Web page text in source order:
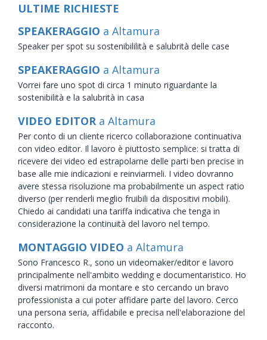
ULTIME RICHIESTE
SPEAKERAGGIO a Altamura
Speaker per spot su sostenibililità e salubrità delle case
SPEAKERAGGIO a Altamura
Vorrei fare uno spot di circa 1 minuto riguardante la
sostenibilità e la salubrità in casa
VIDEO EDITOR a Altamura
Per conto di un cliente ricerco collaborazione continuativa
con video editor. Il lavoro è piuttosto semplice: si tratta di
ricevere dei video ed estrapolarne delle parti ben precise in
base alle mie indicazioni e reinviarmeli. I video dovranno
avere stessa risoluzione ma probabilmente un aspect ratio
diverso (per renderli meglio fruibili da dispositivi mobili).
Chiedo ai candidati una tariffa indicativa che tenga in
considerazione la continuità del lavoro nel tempo.
MONTAGGIO VIDEO a Altamura
Sono Francesco R., sono un videomaker/editor e lavoro
principalmente nell'ambito wedding e documentaristico. Ho
diversi matrimoni da montare e sto cercando un bravo
professionista a cui poter affidare parte del lavoro. Cerco
una persona seria, affidabile e precisa nell'elaborazione del
racconto.